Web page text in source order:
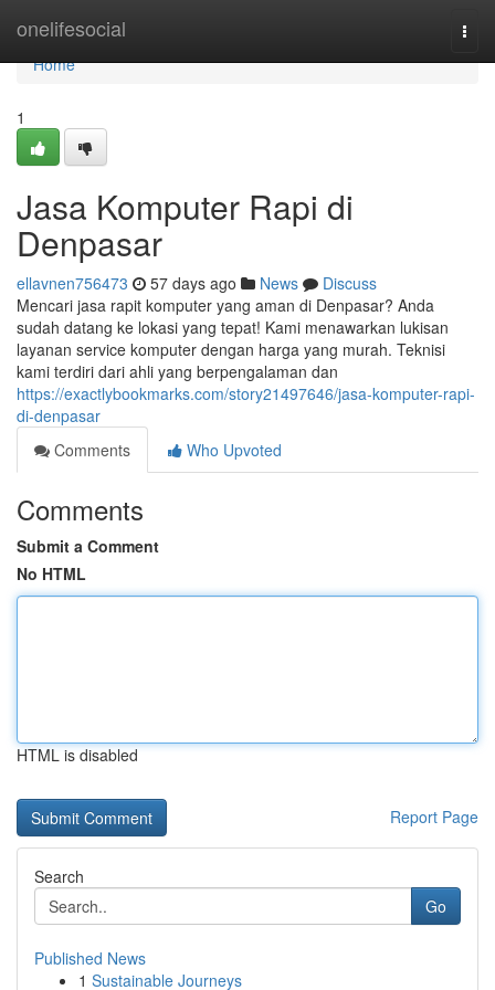
onelifesocial
Home
Home
1
Jasa Komputer Rapi di
Denpasar
ellavnen756473 57 days ago News
Discuss
Mencari jasa rapit komputer yang aman di Denpasar? Anda
sudah datang ke lokasi yang tepat! Kami menawarkan lukisan
layanan service komputer dengan harga yang murah. Teknisi
kami terdiri dari ahli yang berpengalaman dan
https://exactlybookmarks.com/story21497646/jasa-komputer-rapi-
di-denpasar
Comments
Who Upvoted
Comments
Submit a Comment
No HTML
HTML is disabled
Report Page
Search
Go
Published News
1 Sustainable Journeys